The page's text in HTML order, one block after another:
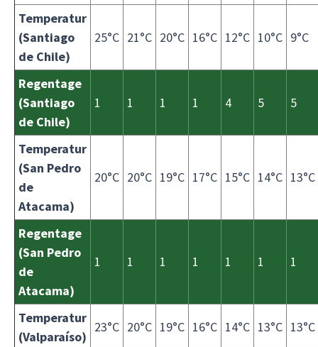
Temperatur
(Santiago
de Chile)
25°C 21°C 20°C 16°C 12°C 10°C 9°C
Regentage
(Santiago
de Chile)
1 1 1 1 4 5 5
Temperatur
(San Pedro
de
Atacama)
20°C 20°C 19°C 17°C 15°C 14°C 13°C
Regentage
(San Pedro
de
Atacama)
1 1 1 1 1 1 1
Temperatur
(Valparaíso)
23°C 20°C 19°C 16°C 14°C 13°C 13°C